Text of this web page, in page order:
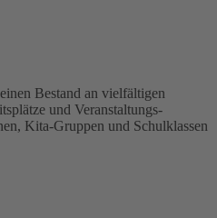
Bestand an vielfältigen
und Veranstaltungs-
Kita-Gruppen und Schulklassen